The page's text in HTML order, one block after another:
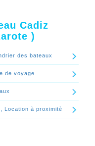
réel.
des bateaux
Cadiz
)
des bateaux
de voyage
Location à proximitè